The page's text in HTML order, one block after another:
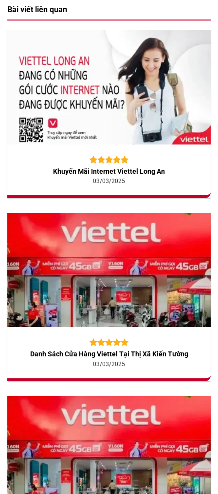
Bài viết liên quan
5.00trên 5
dựa trên
10
Khuyến Mãi Internet Viettel Long An
03/03/2025
5.00trên 5
dựa trên
10
Danh Sách Cửa Hàng Viettel Tại Thị Xã Kiến Tường
03/03/2025